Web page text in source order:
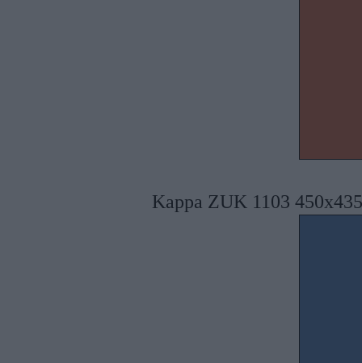
Kappa ZUK 1103